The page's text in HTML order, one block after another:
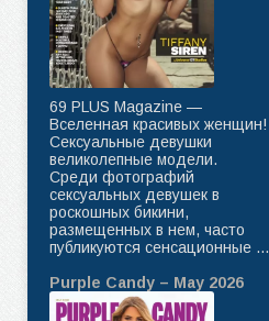
69 PLUS Magazine —
Вселенная красивых женщин!
Сексуальные девушки
великолепные модели.
Среди фотографий
сексуальных девушек в
роскошных бикини,
размещенных в нем, часто
публикуются сенсационные ...
Purple Candy – May 2026